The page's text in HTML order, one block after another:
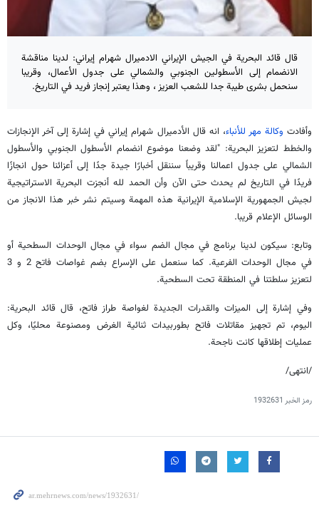
قال قائد البحرية في الجيش الإيراني الادميرال شهرام إيراني: لدينا مناقشة
الانضمام إلى الأسطولين الجنوبي والشمالي على جدول الأعمال، وقريبا
سنحمل بشرى طيبة جدا للشعب العزيز ، وهذا يعتبر إنجاز فريد في التاريخ.
وأفادت وكالة مهر للأنباء، انه قال الأدميرال شهرام إيراني في إشارة إلى آخر الإنجازات
والخطط لتعزيز البحرية: "لقد وضعنا موضوع انضمام الأسطول الجنوبي والأسطول
الشمالي على جدول اعمالنا وقريباً سننقل أخبارًا جيدة جدًا إلى أعزائنا حول انجازًا
فريدًا في التاريخ لم يحدث حتى الآن وأن الحمد لله أنجزت البحرية الاستراتيجية
لجيش الجمهورية الإسلامية الإيرانية هذه المهمة وسيتم نشر خبر هذا الانجاز من
الوسائل الإعلام قريبا.
وتابع: سيكون لدينا برنامج في مجال الضم سواء في مجال الوحدات السطحية أو
في مجال الوحدات الفرعية. كما سنعمل على الإسراع بضم غواصات فاتح 2 و 3
لتعزيز سلطتنا في المنطقة تحت السطحية.
وفي إشارة إلى الميزات والقدرات الجديدة لغواصة طراز فاتح، قال قائد البحرية:
اليوم، تم تجهيز مقاتلات فاتح بطوربيدات ثنائية الغرض ومصنوعة محليًا، وكل
عمليات إطلاقها كانت ناجحة.
/انتهى/
رمز الخبر 1932631